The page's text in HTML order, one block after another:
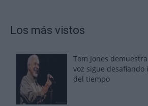
Los más vistos
Tom Jones
voz sigue
del tiempo